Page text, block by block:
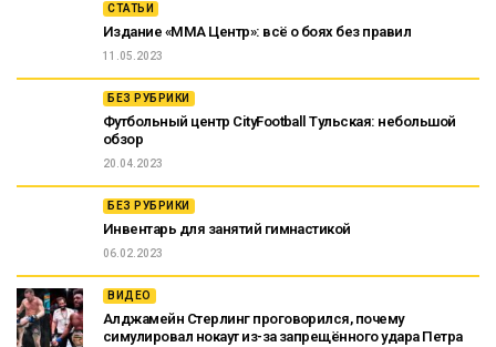
СТАТЬИ
Издание «ММА Центр»: всё о боях без правил
11.05.2023
БЕЗ РУБРИКИ
Футбольный центр CityFootball Тульская: небольшой
обзор
20.04.2023
БЕЗ РУБРИКИ
Инвентарь для занятий гимнастикой
06.02.2023
ВИДЕО
Алджамейн Стерлинг проговорился, почему
симулировал нокаут из-за запрещённого удара Петра